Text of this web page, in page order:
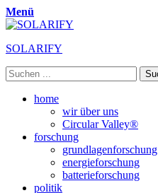
Menü
SOLARIFY
Suchen
nach:
Primäres
Zum
home
wir über uns
Circular Valley®
forschung
grundlagenforschung
energieforschung
batterieforschung
politik